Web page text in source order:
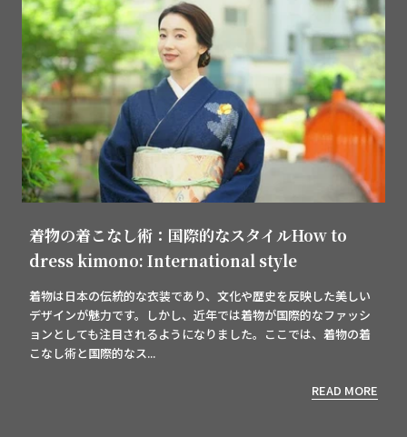
着物の着こなし術：国際的なスタイルHow to
dress kimono: International style
着物は日本の伝統的な衣装であり、文化や歴史を反映した美しい
デザインが魅力です。しかし、近年では着物が国際的なファッシ
ョンとしても注目されるようになりました。ここでは、着物の着
こなし術と国際的なス...
READ MORE